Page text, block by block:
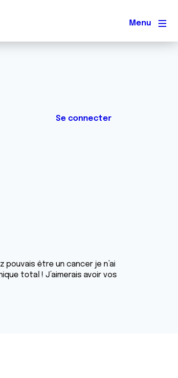
Menu
Se connecter
pouvais être un cancer je n’ai
total ! J’aimerais avoir vos